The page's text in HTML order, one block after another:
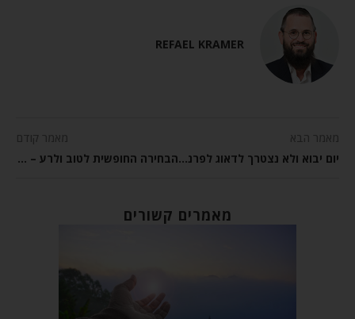
REFAEL KRAMER
מאמר הבא
יום יבוא ולא נצטרך לדאוג לפרנסתינו – פרשת עקב
מאמר קודם
הבחירה החופשית לטוב ולרע – פרשת ראה
מאמרים קשורים